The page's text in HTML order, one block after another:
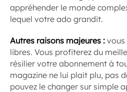
appréhender le monde
lequel votre ado grandit.
Autres raisons majeures : vous
libres. Vous profiterez du
résilier votre abonnement à
magazine ne lui plait plu, pas
pouvez le changer sur simple